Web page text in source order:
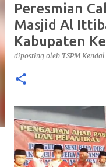
Peresmian
Masjid Al
Kabupaten
diposting oleh TSPM Kendal